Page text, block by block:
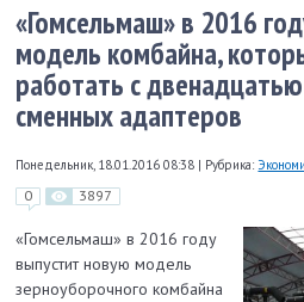
«Гомсельмаш» в 2016
модель комбайна,
работать с
сменных адаптеров
Понедельник, 18.01.2016 08:38 | Рубрика:
0 3897
«Гомсельмаш» в 2016 году
выпустит новую модель
зерноуборочного комбайна